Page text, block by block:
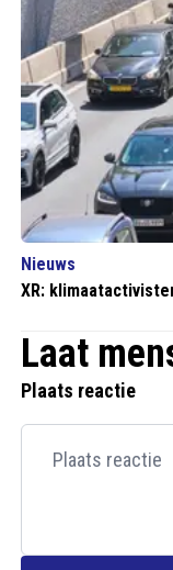
Nieuws
XR:
Laat
Plaats reactie